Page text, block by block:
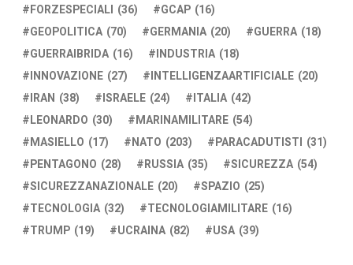
FORZESPECIALI (36) GCAP (16)
GEOPOLITICA (70) GERMANIA (20) GUERRA (18)
GUERRAIBRIDA (16) INDUSTRIA (18)
INNOVAZIONE (27) INTELLIGENZAARTIFICIALE (20)
IRAN (38) ISRAELE (24) ITALIA (42)
LEONARDO (30) MARINAMILITARE (54)
MASIELLO (17) NATO (203) PARACADUTISTI (31)
PENTAGONO (28) RUSSIA (35) SICUREZZA (54)
SICUREZZANAZIONALE (20) SPAZIO (25)
TECNOLOGIA (32) TECNOLOGIAMILITARE (16)
TRUMP (19) UCRAINA (82) USA (39)